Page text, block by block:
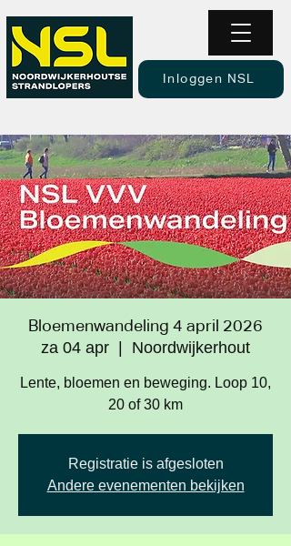
Inloggen NSL
Bloemenwandeling 4 april 2026
za 04 apr Noordwijkerhout
Lente, bloemen en beweging. Loop 10,
20 of 30 km
Registratie is afgesloten
Andere evenementen bekijken